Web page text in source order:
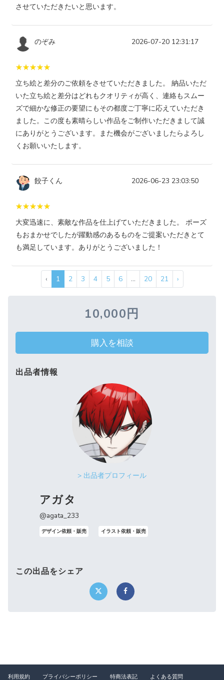
させていただきたいと思います。
のぞみ 2026-07-20 12:31:17
立ち絵と差分のご依頼をさせていただきました。 納品いただ
いた立ち絵と差分はどれもクオリティが高く、連絡もスムー
ズで細かな修正の要望にもその都度ご丁寧に応えていただき
ました。この度も素晴らしい作品をご制作いただきまして誠
にありがとうございます。また機会がございましたらよろし
くお願いいたします。
餃子くん 2026-06-23 23:03:50
大変迅速に、素敵な作品を仕上げていただきました。 ポーズ
もおまかせでしたが躍動感のあるものをご提案いただきとて
も満足しています。ありがとうございました！
‹ 1 2 3 4 5 6 ... 20 21 ›
10,000円
購入を相談
出品者情報
> 出品者プロフィール
アガタ
@agata_233
デザイン依頼・販売 イラスト依頼・販売
この出品をシェア
利用規約 プライバシーポリシー 特商法表記 よくある質問